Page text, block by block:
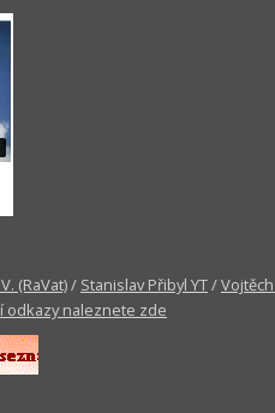
(RaVat)/ Stanislav Přibyl YT/
odkazy naleznete zde